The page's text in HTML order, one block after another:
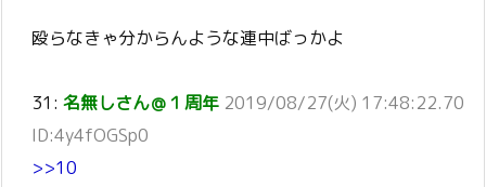
殴らなきゃ分からんような連中ばっかよ
31: 名無しさん＠１周年 2019/08/27(火) 17:48:22.70
ID:4y4fOGSp0
>>10